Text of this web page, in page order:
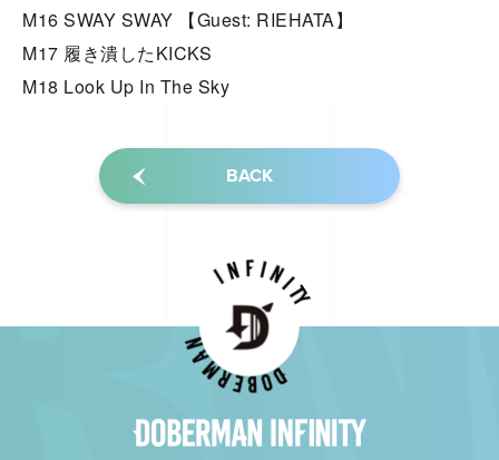
M16 SWAY SWAY 【Guest: RIEHATA】
M17 履き潰したKICKS
M18 Look Up In The Sky
BACK